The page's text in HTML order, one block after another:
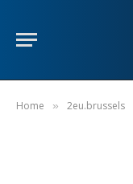
Home » 2eu.brussels